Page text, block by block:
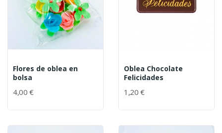
Flores de oblea en
bolsa
4,00 €
Oblea Chocolate
Felicidades
1,20 €